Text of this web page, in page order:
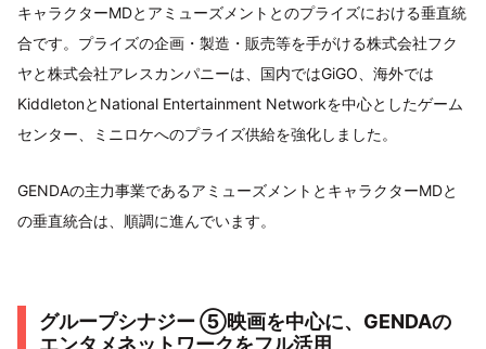
キャラクターMDとアミューズメントとのプライズにおける垂直統
合です。プライズの企画・製造・販売等を手がける株式会社フク
ヤと株式会社アレスカンパニーは、国内ではGiGO、海外では
KiddletonとNational Entertainment Networkを中心としたゲーム
センター、ミニロケへのプライズ供給を強化しました。
GENDAの主力事業であるアミューズメントとキャラクターMDと
の垂直統合は、順調に進んでいます。
グループシナジー ⑤映画を中心に、GENDAの
エンタメネットワークをフル活用